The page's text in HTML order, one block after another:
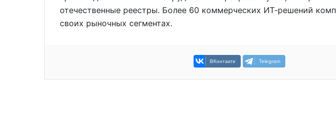
отечественные реестры. Более 60 коммерческих ИТ-решений
своих рыночных сегментах.
ВКонтакте Telegram